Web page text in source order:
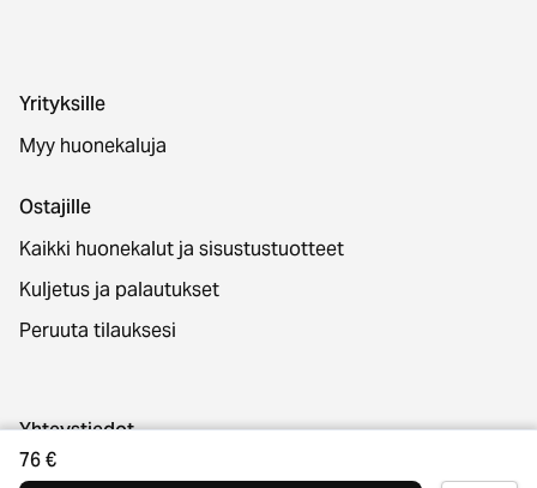
76 €
Yrityksille
Myy huonekaluja
Ostajille
Kaikki huonekalut ja sisustustuotteet
Kuljetus ja palautukset
Peruuta tilauksesi
Yhteystiedot